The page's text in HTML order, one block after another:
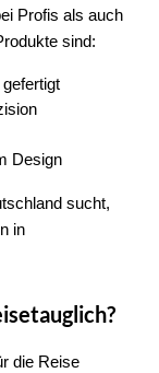
Profis als auch
sind:
gefertigt
Design
sucht,
die Reise